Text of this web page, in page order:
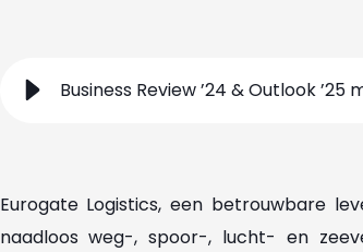
Business Review ’24 & Outlook ’25
Eurogate Logistics, een betrouwbare
naadloos weg-, spoor-, lucht- en